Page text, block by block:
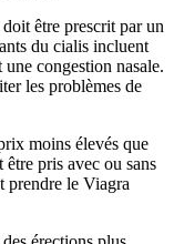
être prescrit par un
du cialis incluent
congestion nasale.
les problèmes de
moins élevés que
pris avec ou sans
prendre le Viagra